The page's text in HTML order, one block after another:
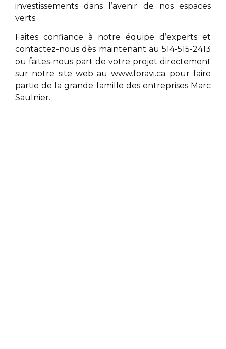
investissements dans l’avenir de nos espaces
verts.
Faites confiance à notre équipe d’experts et
contactez-nous dès maintenant au 514-515-2413
ou faites-nous part de votre projet directement
sur notre site web auwww.foravi.ca pour faire
partie de la grande famille des entreprises Marc
Saulnier.